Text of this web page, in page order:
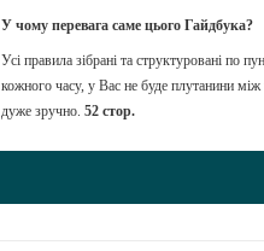
У чому перевага саме цього Гайдбука?
Усі правила зібрані та структуровані
кожного часу, у Вас не буде плутанини
дуже зручно. 52 стор.